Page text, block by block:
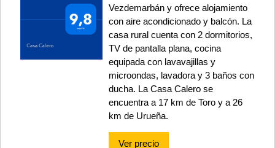
Vezdemarbán y ofrece alojamiento
con aire acondicionado y balcón. La
casa rural cuenta con 2 dormitorios,
TV de pantalla plana, cocina
equipada con lavavajillas y
microondas, lavadora y 3 baños con
ducha. La Casa Calero se
encuentra a 17 km de Toro y a 26
km de Urueña.
Ver precio